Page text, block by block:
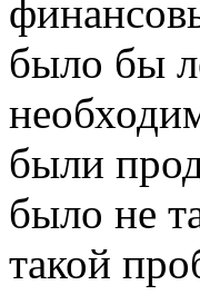
было бы
были
было не
такой